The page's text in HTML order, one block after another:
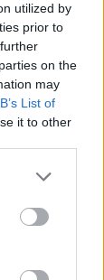
utilized by
prior to
on the
may
List of
it to other
Google
click to
tags to
Google